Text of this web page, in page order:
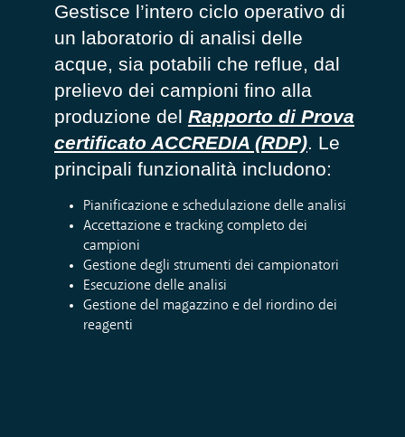
Gestisce l’intero ciclo operativo di
un laboratorio di analisi delle
acque, sia potabili che reflue, dal
prelievo dei campioni fino alla
produzione del Rapporto di Prova
certificato ACCREDIA (RDP). Le
principali funzionalità includono:
Pianificazione e schedulazione delle analisi
Accettazione e tracking completo dei
campioni
Gestione degli strumenti dei campionatori
Esecuzione delle analisi
Gestione del magazzino e del riordino dei
reagenti